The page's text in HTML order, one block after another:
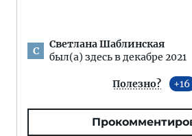
С
Светлана Шаблинская
был(а) здесь в декабре 2021
Полезно? 16